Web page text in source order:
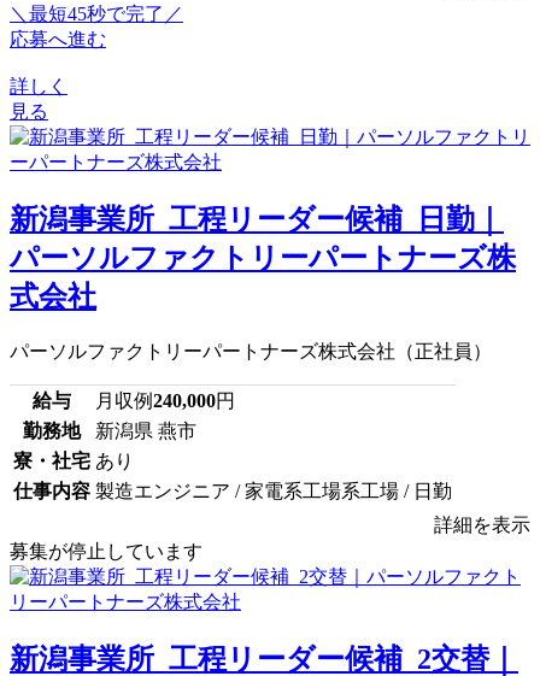
＼最短45秒で完了／
応募へ進む
詳しく
見る
新潟事業所_工程リーダー候補_日勤｜
パーソルファクトリーパートナーズ株
式会社
パーソルファクトリーパートナーズ株式会社（正社員）
給与 月収例240,000円
勤務地
新潟県 燕市
寮・社宅 あり
仕事内容 製造エンジニア / 家電系工場系工場 / 日勤
詳細を表示
募集が停止しています
新潟事業所_工程リーダー候補_2交替｜